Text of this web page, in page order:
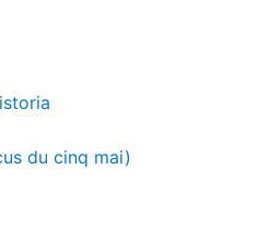
du cinq mai)